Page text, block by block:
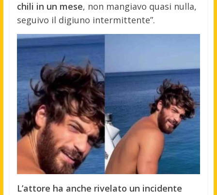
chili in un mese, non mangiavo quasi nulla,
seguivo il digiuno intermittente”.
L’attore ha anche rivelato un incidente